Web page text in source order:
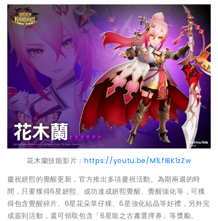
花木蘭技能影片： https://youtu.be/M1LfIBK1zZw
慶祝妍熙的覺醒更新，官方推出多項慶祝活動。為期兩週的時
間，只要獲得6星妍熙、成功達成妍熙覺醒、覺醒強化等，可獲
得包含覺醒碎片、6星花朵草仔粿、6星強化結晶等好禮，另外完
成簽到活動，還可領取包含「6星龍之古書選擇券」等獎勵。